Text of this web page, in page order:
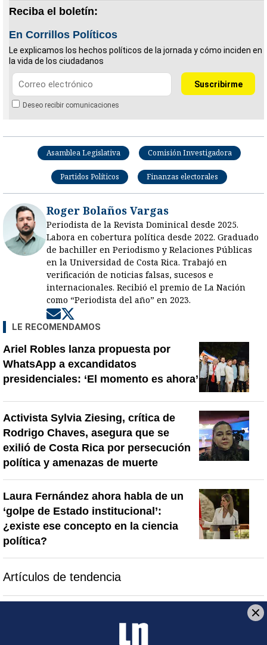
Reciba el boletín:
En Corrillos Políticos
Le explicamos los hechos políticos de la jornada y cómo inciden en
la vida de los ciudadanos
Deseo recibir comunicaciones
Asamblea Legislativa Comisión Investigadora
Partidos Políticos Finanzas electorales
Roger Bolaños Vargas
Periodista de la Revista Dominical desde 2025.
Labora en cobertura política desde 2022. Graduado
de bachiller en Periodismo y Relaciones Públicas
en la Universidad de Costa Rica. Trabajó en
verificación de noticias falsas, sucesos e
internacionales. Recibió el premio de La Nación
como “Periodista del año” en 2023.
Opens in new window
LE RECOMENDAMOS
Ariel Robles lanza propuesta por
WhatsApp a excandidatos
presidenciales: ‘El momento es ahora’
Activista Sylvia Ziesing, crítica de
Rodrigo Chaves, asegura que se
exilió de Costa Rica por persecución
política y amenazas de muerte
Laura Fernández ahora habla de un
‘golpe de Estado institucional’:
¿existe ese concepto en la ciencia
política?
Artículos de tendencia
Este listado muestra los artículos con más comentarios en los
Un artículo de tendencia con el título "Diputada de Pueblo
Un artículo de tendencia con